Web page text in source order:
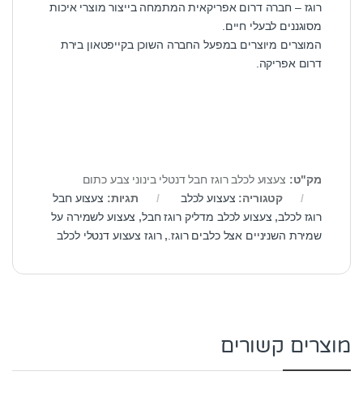
רוגז – חברה דרום אפריקאית המתמחה בייצור מוצרי איכות
מסוגננים לבעלי חיים.
המוצרים מיוצרים במפעל החברה השוכן בקייפטאון בירת
דרום אפריקה.
מק"ט: צעצוע לכלב רוגז חבל דנטלי בינוני צבע כתום
קטגוריה: צעצוע לכלב תגיות: צעצוע חבל
רוגז לכלב, צעצוע לכלב מדליק רוגז חבל, צעצוע לשמירה על
שמירת השניניים אצל כלבים רוגז.,רוגז צעצוע דנטלי לכלב
מוצרים קשורים